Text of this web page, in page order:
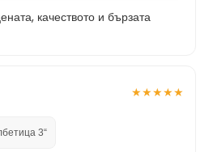
качеството и бързата
★★★★★
3“